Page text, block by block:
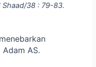
Shaad/38 : 79-83.
AS.